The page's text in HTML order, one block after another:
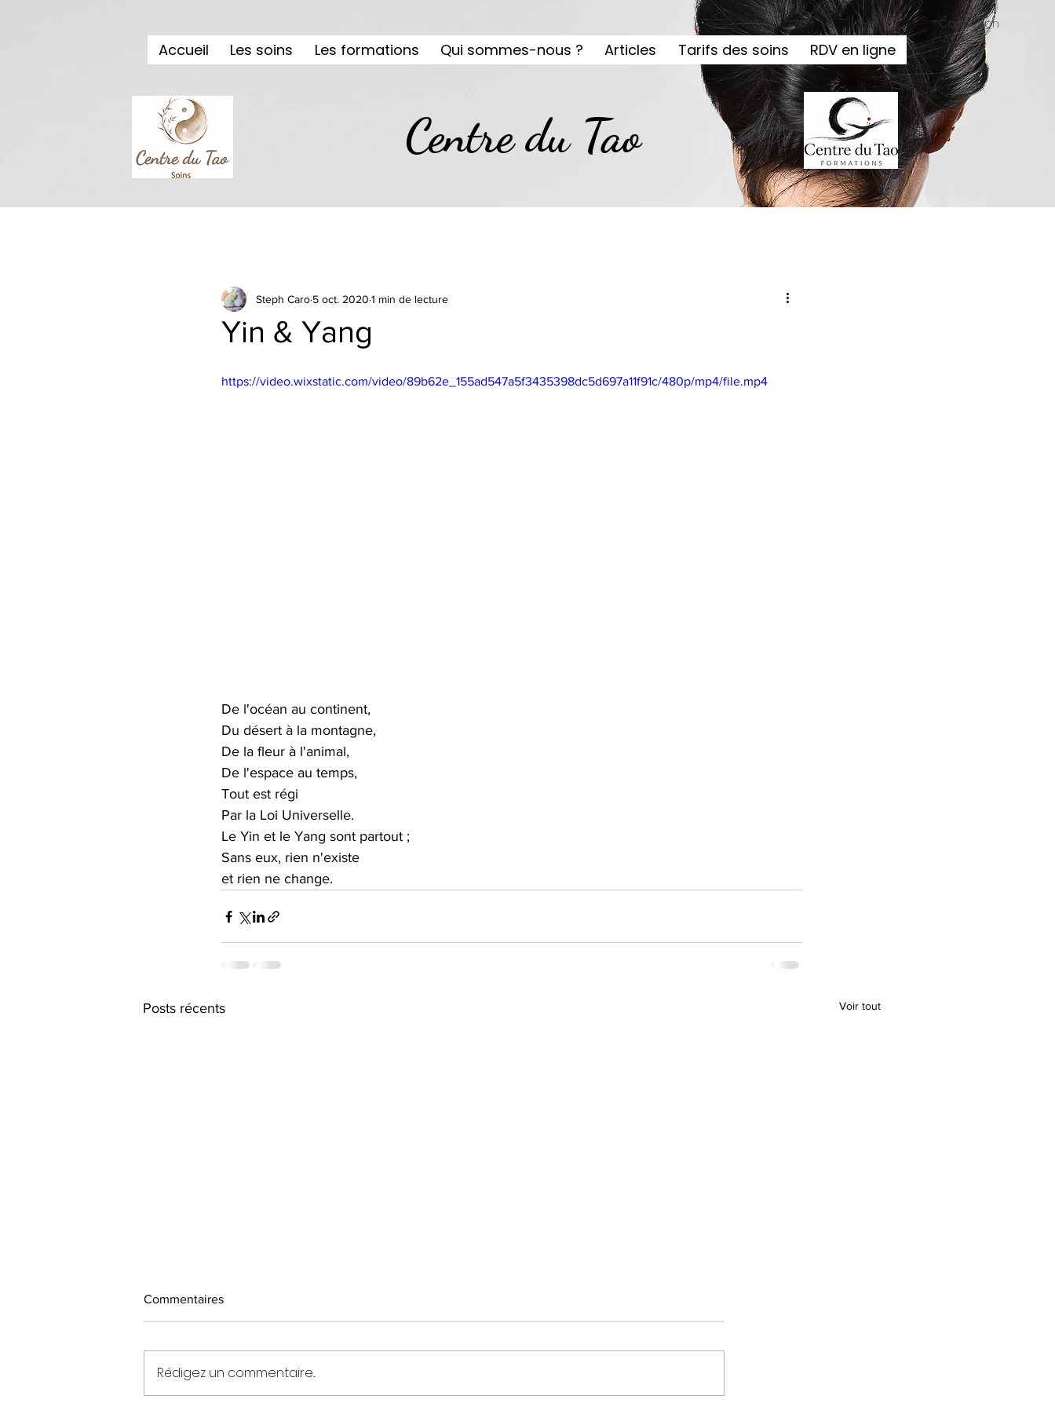
Accueil Les soins Les formations Qui sommes-nous ? Articles Tarifs des soins RDV en ligne
Connexion
Centre du Tao
Yin & Yang
Steph Caro 5 oct. 2020 1 min de lecture
https://video.wixstatic.com/video/89b62e_155ad547a5f3435398dc5d697a11f91c/480p/mp4/file.mp4
De l'océan au continent,
Du désert à la montagne,
De la fleur à l'animal,
De l'espace au temps,
Tout est régi
Par la Loi Universelle.
Le Yin et le Yang sont partout ;
Sans eux, rien n'existe
et rien ne change.
Posts récents Voir tout
Les diplômés 2026
Commentaires
Rédigez un commentaire...